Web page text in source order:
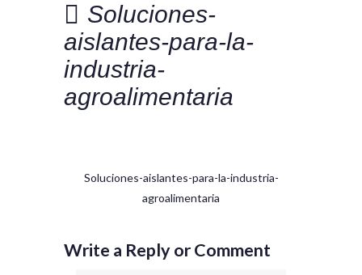
Soluciones-
aislantes-para-la-
industria-
agroalimentaria
Soluciones-aislantes-para-la-industria-
agroalimentaria
Write a Reply or Comment